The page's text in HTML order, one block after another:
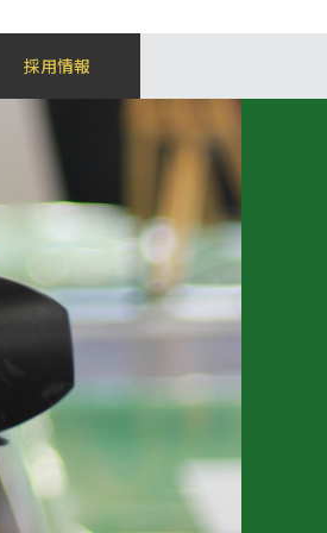
採用情報